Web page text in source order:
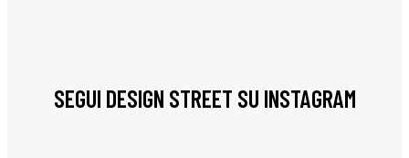
SEGUI DESIGN STREET SU INSTAGRAM